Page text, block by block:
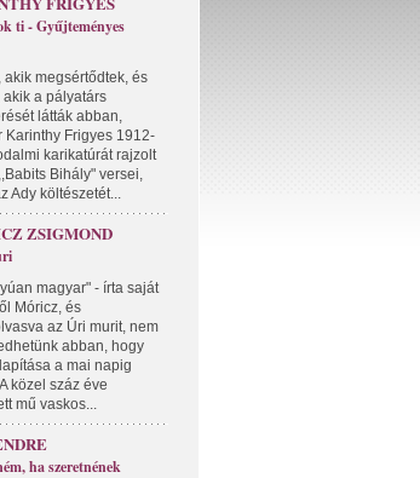
ti - Gyűjteményes
akik megsértődtek, és
akik a pályatárs
látták abban,
Karinthy Frigyes 1912-
karikatúrát rajzolt
Bihály" versei,
Ady költészetét...
ZSIGMOND
magyar" - írta saját
Móricz, és
az Úri murit, nem
abban, hogy
a mai napig
közel száz éve
mű vaskos...
ha szeretnének